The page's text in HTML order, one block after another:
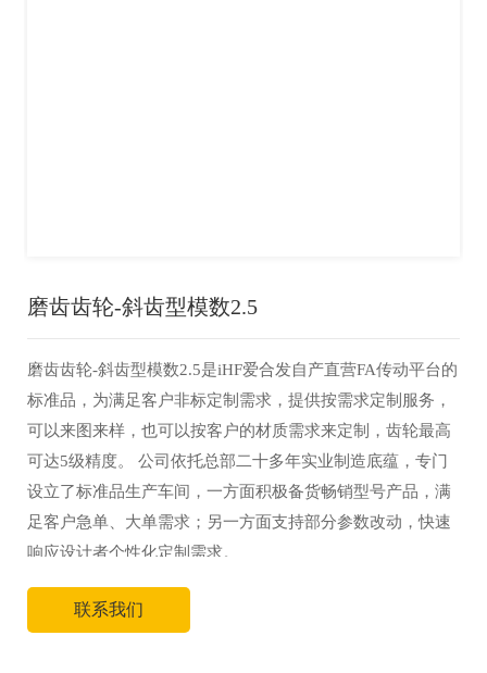
磨齿齿轮-斜齿型模数2.5
磨齿齿轮-斜齿型模数2.5是iHF爱合发自产直营FA传动平台的
标准品，为满足客户非标定制需求，提供按需求定制服务，
可以来图来样，也可以按客户的材质需求来定制，齿轮最高
可达5级精度。 公司依托总部二十多年实业制造底蕴，专门
设立了标准品生产车间，一方面积极备货畅销型号产品，满
足客户急单、大单需求；另一方面支持部分参数改动，快速
响应设计者个性化定制需求。
联系我们